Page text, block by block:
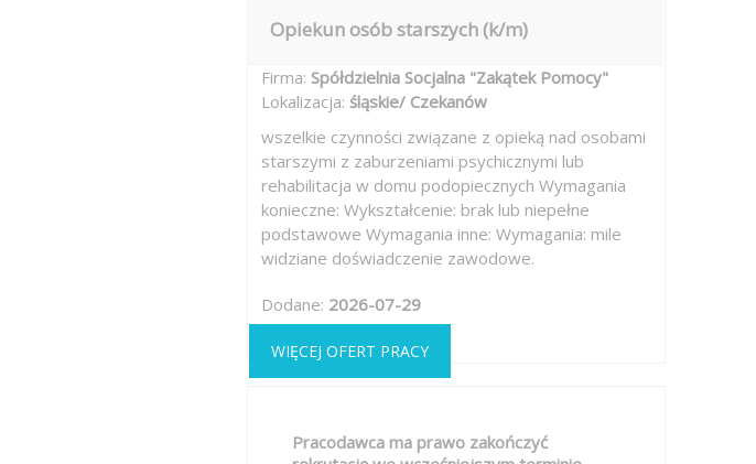
Opiekun osób starszych (k/m)
Firma: Spółdzielnia Socjalna "Zakątek Pomocy"
Lokalizacja: śląskie/ Czekanów
wszelkie czynności związane z opieką nad osobami
starszymi z zaburzeniami psychicznymi lub
rehabilitacja w domu podopiecznych Wymagania
konieczne: Wykształcenie: brak lub niepełne
podstawowe Wymagania inne: Wymagania: mile
widziane doświadczenie zawodowe.
Dodane: 2026-07-29
WIĘCEJ OFERT PRACY
Pracodawca ma prawo zakończyć